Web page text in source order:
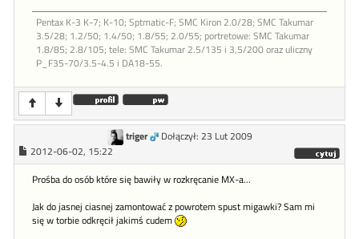
Pentax K-3 K-7; K-10; Sptmatic-F; SMC Kiron 2.0/28; SMC Takumar
3.5/28; 1.2/50; 1.4/50; 1.8/55; 2.0/55; portretowe: SMC Takumar
1.8/85; 2.8/105; tele: SMC Takumar 2.5/135 i 3,5/200 oraz uliczny
P_F35-70/3.5-4.5 i DA18-55.
triger
Dołączył: 23 Lut 2009
2012-06-02, 15:22
Prośba do osób które się bawiły w rozkręcanie MX-a...
Jak do jasnej ciasnej zamontować z powrotem spust migawki? Sam mi
się w torbie odkręcił jakimś cudem